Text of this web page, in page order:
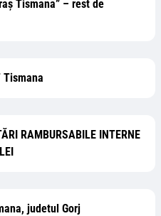
Tismana” – rest de
Tismana
RAMBURSABILE INTERNE
judetul Gorj